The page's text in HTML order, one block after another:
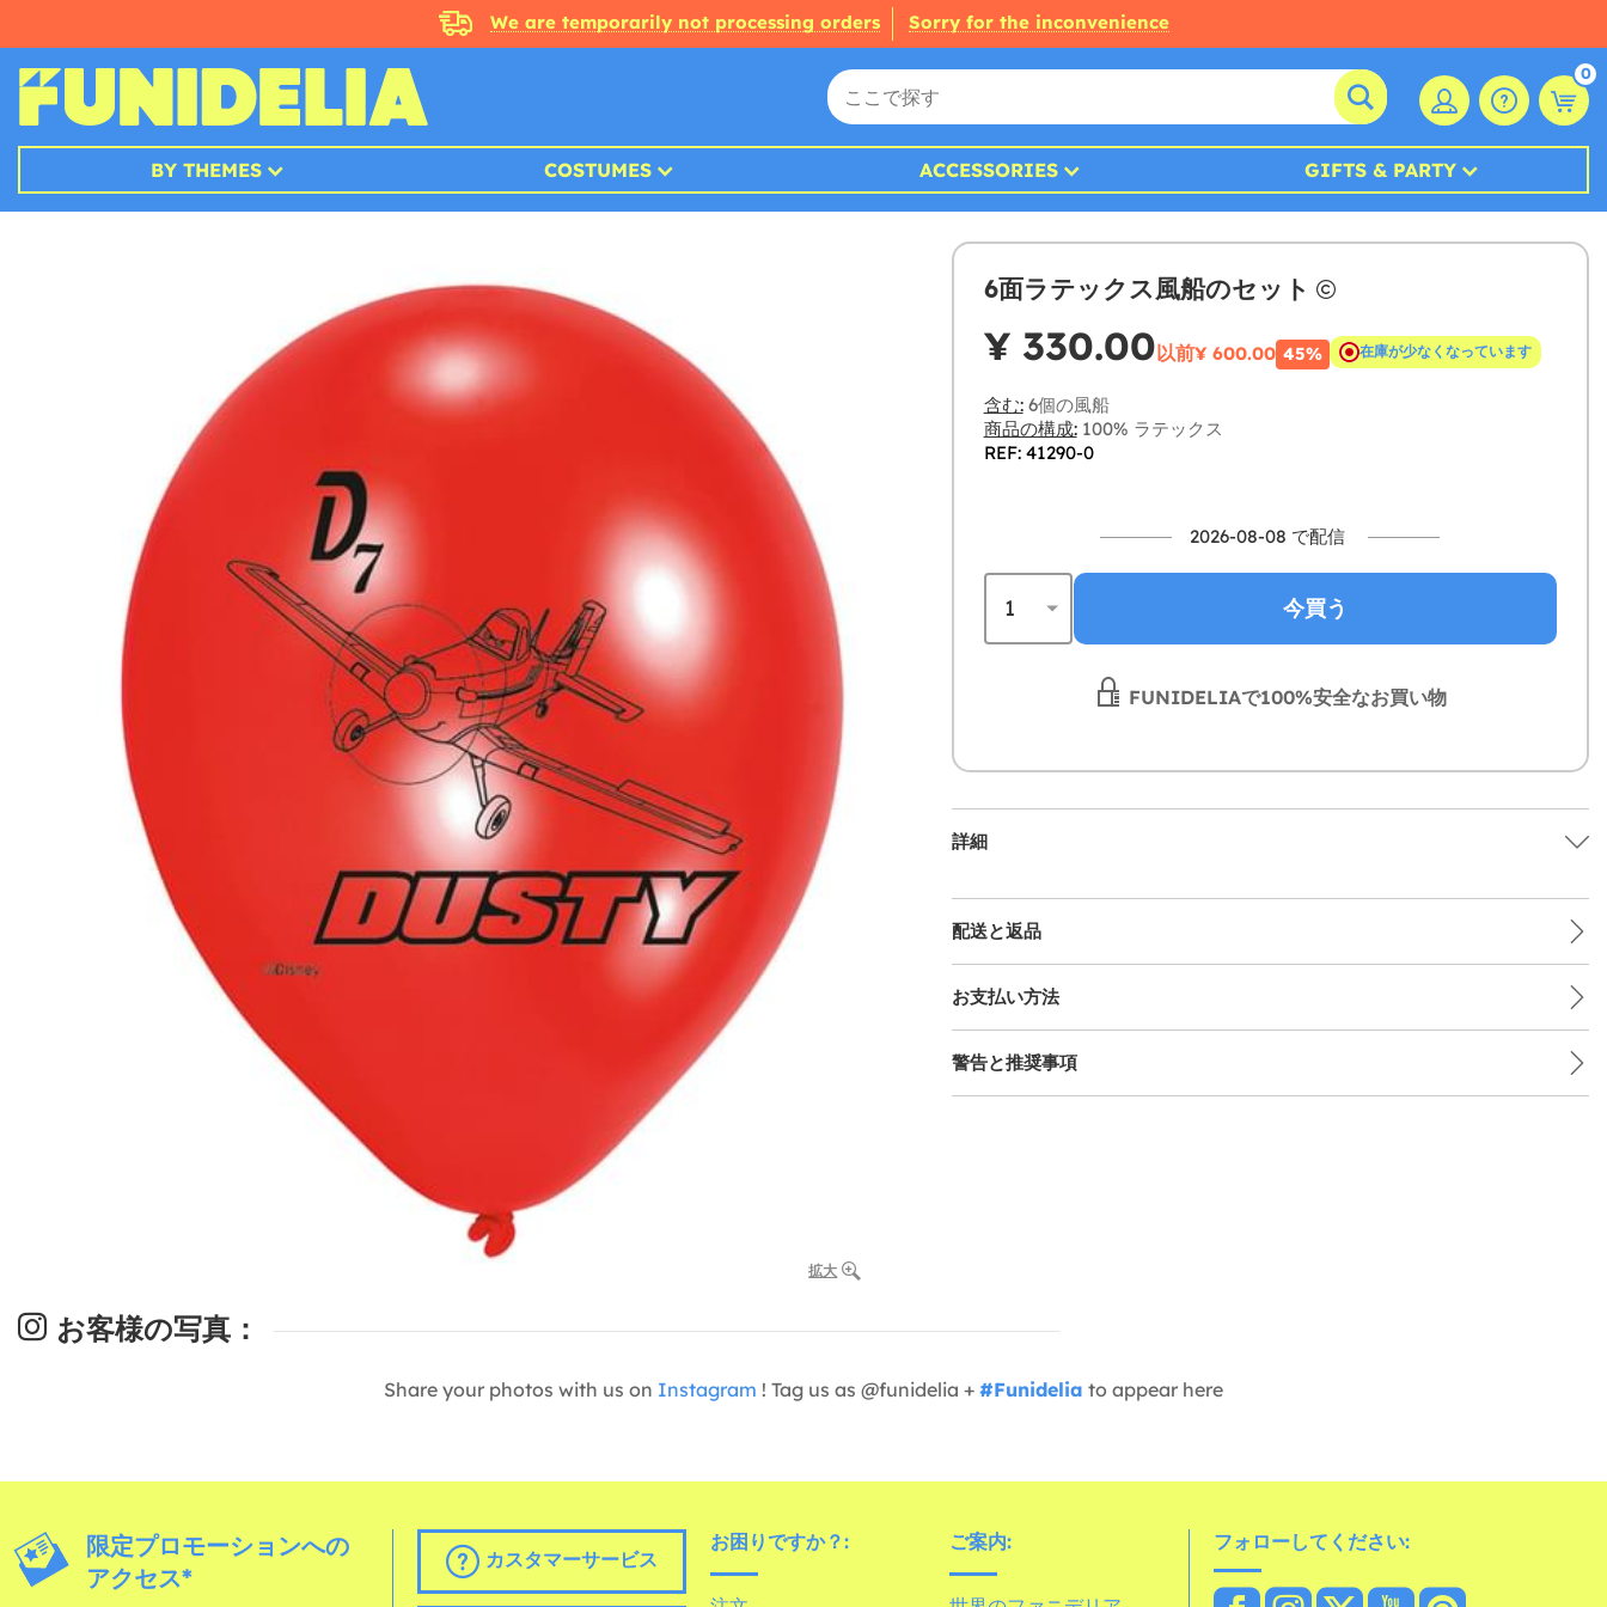
We are temporarily not processing orders Sorry for the inconvenience
0
BY THEMES COSTUMES ACCESSORIES GIFTS & PARTY
拡大
6面ラテックス風船のセット
¥ 330.00以前¥ 600.00 45% 在庫が少なくなっています
含む:6個の風船
商品の構成:100% ラテックス
REF: 41290-0
2026-08-08 で配信
今買う
FUNIDELIAで100%安全なお買い物
詳細
配送と返品
お支払い方法
警告と推奨事項
お客様の写真：
Share your photos with us on Instagram ! Tag us as @funidelia + #Funidelia to appear here
限定プロモーションへの
アクセス*
カスタマーサービス
お困りですか？: ご案内: フォローしてください: